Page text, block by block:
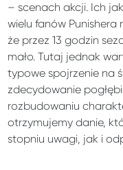
– scenach akcji. Ich
wielu fanów
że przez 13 godzin
mało. Tutaj jednak
typowe spojrzenie na
zdecydowanie
rozbudowaniu
otrzymujemy danie,
stopniu uwagi, jak i